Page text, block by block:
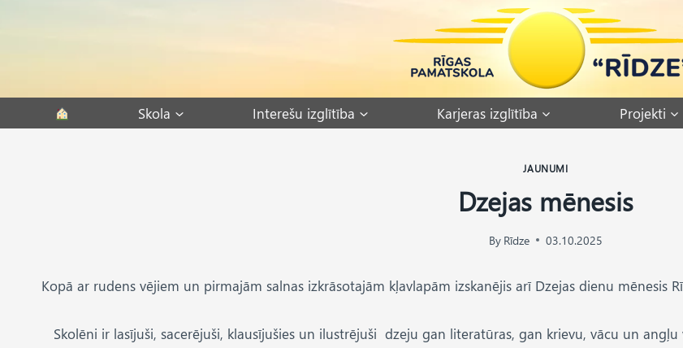
Skola Interešu izglītība Karjeras izglītība Projekti
JAUNUMI
Dzejas mēnesis
By Rīdze 03.10.2025
Kopā ar rudens vējiem un pirmajām salnas izkrāsotajām kļavlapām izskanējis arī Dzejas dienu mēnesis
Skolēni ir lasījuši, sacerējuši, klausījušies un ilustrējuši dzeju gan literatūras, gan krievu, vācu un angļu